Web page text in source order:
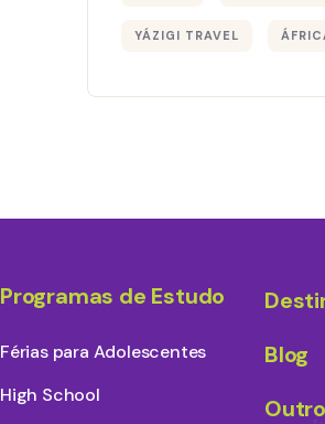
YÁZIGI TRAVEL
Programas de Estudo
Férias para Adolescentes
High School
Blog